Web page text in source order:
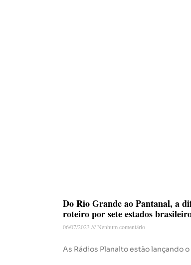
Do Rio Grande ao Pantanal, a
roteiro por sete estados
06/07/2023 Nenhum comentário
As Rádios Planalto estão lançando